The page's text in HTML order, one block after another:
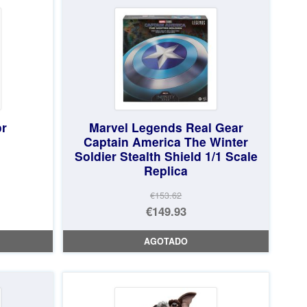
€135.23.
es:
€73.71.
Marvel Legends Real Gear
Captain America The Winter
Soldier Stealth Shield 1/1 Scale
Replica
€153.62
El
precio
original
€153.62.
€149.93
El
precio
es:
€149.93.
AGOTADO